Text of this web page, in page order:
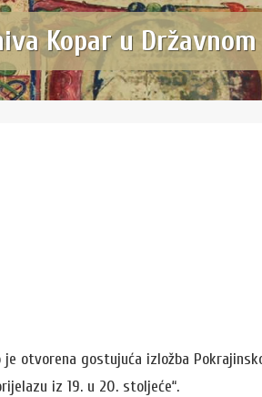
Kopar u
je otvorena gostujuća izložba
iz 19. u 20. stoljeće“.